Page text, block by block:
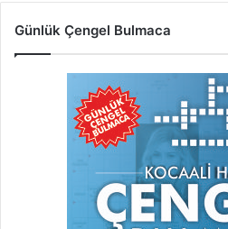
Günlük Çengel Bulmaca